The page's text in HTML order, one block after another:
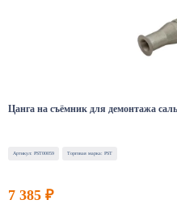
Цанга на съёмник для демонтажа
Артикул: PST00059 Торговая марка: PST
7 385 ₽